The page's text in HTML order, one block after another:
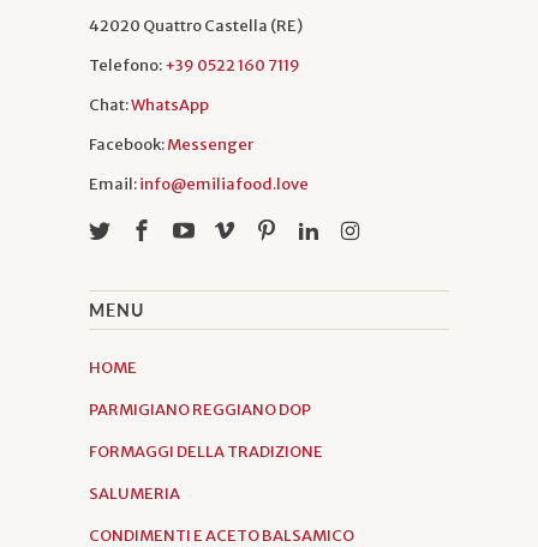
42020 Quattro Castella (RE)
Telefono:+39 0522 160 7119
Chat:WhatsApp
Facebook:Messenger
Email:info@emiliafood.love
MENU
HOME
PARMIGIANO REGGIANO DOP
FORMAGGI DELLA TRADIZIONE
SALUMERIA
CONDIMENTI E ACETO BALSAMICO